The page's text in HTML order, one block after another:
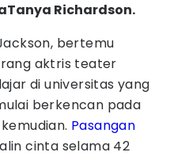
Richardson.
bertemu
aktris teater
di universitas yang
berkencan pada
Pasangan
cinta selama 42